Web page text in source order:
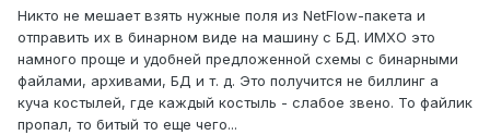
Никто не мешает взять нужные поля из NetFlow-пакета и
отправить их в бинарном виде на машину с БД. ИМХО это
намного проще и удобней предложенной схемы с бинарными
файлами, архивами, БД и т. д. Это получится не биллинг а
куча костылей, где каждый костыль - слабое звено. То файлик
пропал, то битый то еще чего...